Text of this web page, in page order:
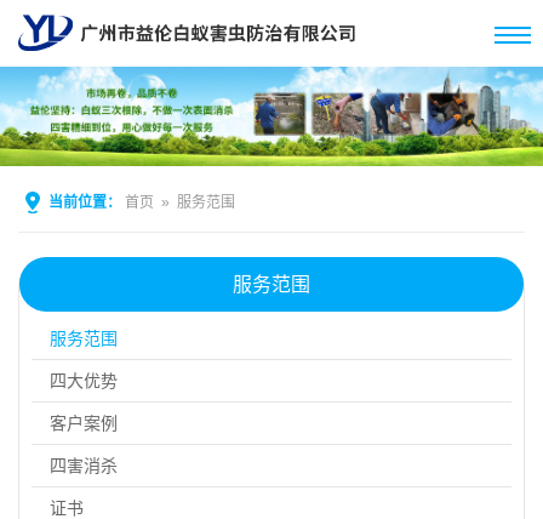
当前位置： 首页 » 服务范围
服务范围
服务范围
四大优势
客户案例
四害消杀
证书